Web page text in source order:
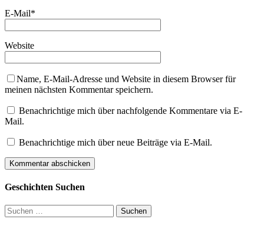
E-Mail*
Website
Name, E-Mail-Adresse und Website in diesem Browser für
meinen nächsten Kommentar speichern.
Benachrichtige mich über nachfolgende Kommentare via E-
Mail.
Benachrichtige mich über neue Beiträge via E-Mail.
Geschichten Suchen
Suchen
nach: